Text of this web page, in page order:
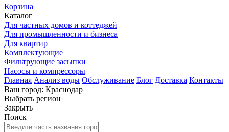
Корзина
Каталог
Для частных домов и коттеджей
Для промышленности и бизнеса
Для квартир
Комплектующие
Фильтрующие засыпки
Насосы и компрессоры
Главная Анализ воды Обслуживание Блог Доставка Контакты
Ваш город: Краснодар
Выбрать регион
Закрыть
Поиск